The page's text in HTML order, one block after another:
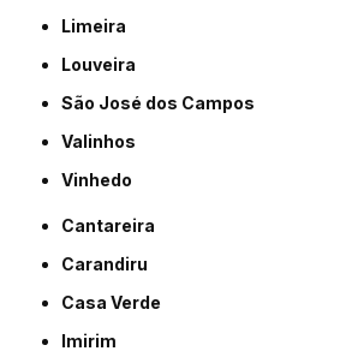
Limeira
Louveira
São José dos Campos
Valinhos
Vinhedo
Cantareira
Carandiru
Casa Verde
Imirim